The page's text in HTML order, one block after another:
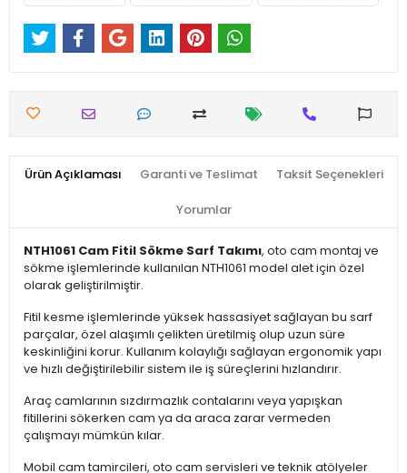
Ürün Açıklaması Garanti ve Teslimat Taksit Seçenekleri
Yorumlar
NTH1061 Cam Fitil Sökme Sarf Takımı, oto cam montaj ve
sökme işlemlerinde kullanılan NTH1061 model alet için özel
olarak geliştirilmiştir.
Fitil kesme işlemlerinde yüksek hassasiyet sağlayan bu sarf
parçalar, özel alaşımlı çelikten üretilmiş olup uzun süre
keskinliğini korur. Kullanım kolaylığı sağlayan ergonomik yapı
ve hızlı değiştirilebilir sistem ile iş süreçlerini hızlandırır.
Araç camlarının sızdırmazlık contalarını veya yapışkan
fitillerini sökerken cam ya da araca zarar vermeden
çalışmayı mümkün kılar.
Mobil cam tamircileri, oto cam servisleri ve teknik atölyeler